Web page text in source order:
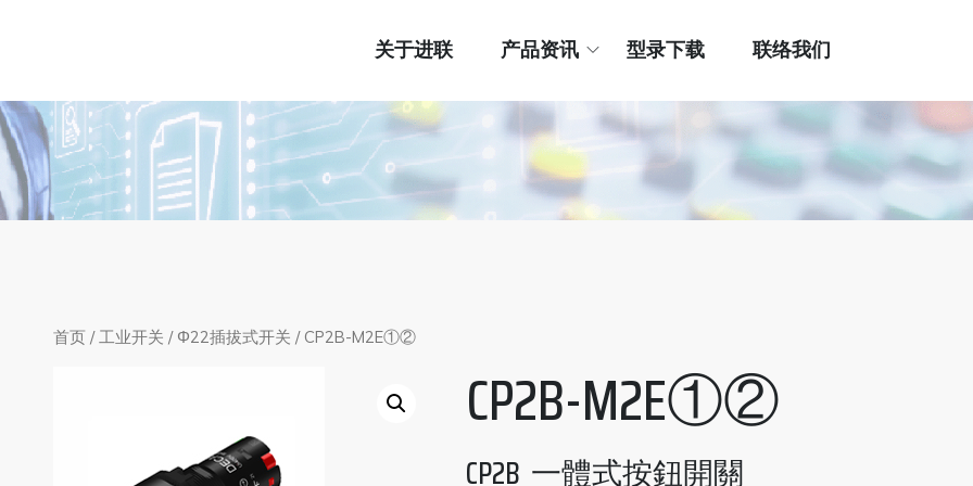
关于进联 产品资讯 型录下载 联络我们
首页 /工业开关 / Φ22插拔式开关 / CP2B-M2E①②
CP2B-M2E①②
CP2B 一體式按鈕開關